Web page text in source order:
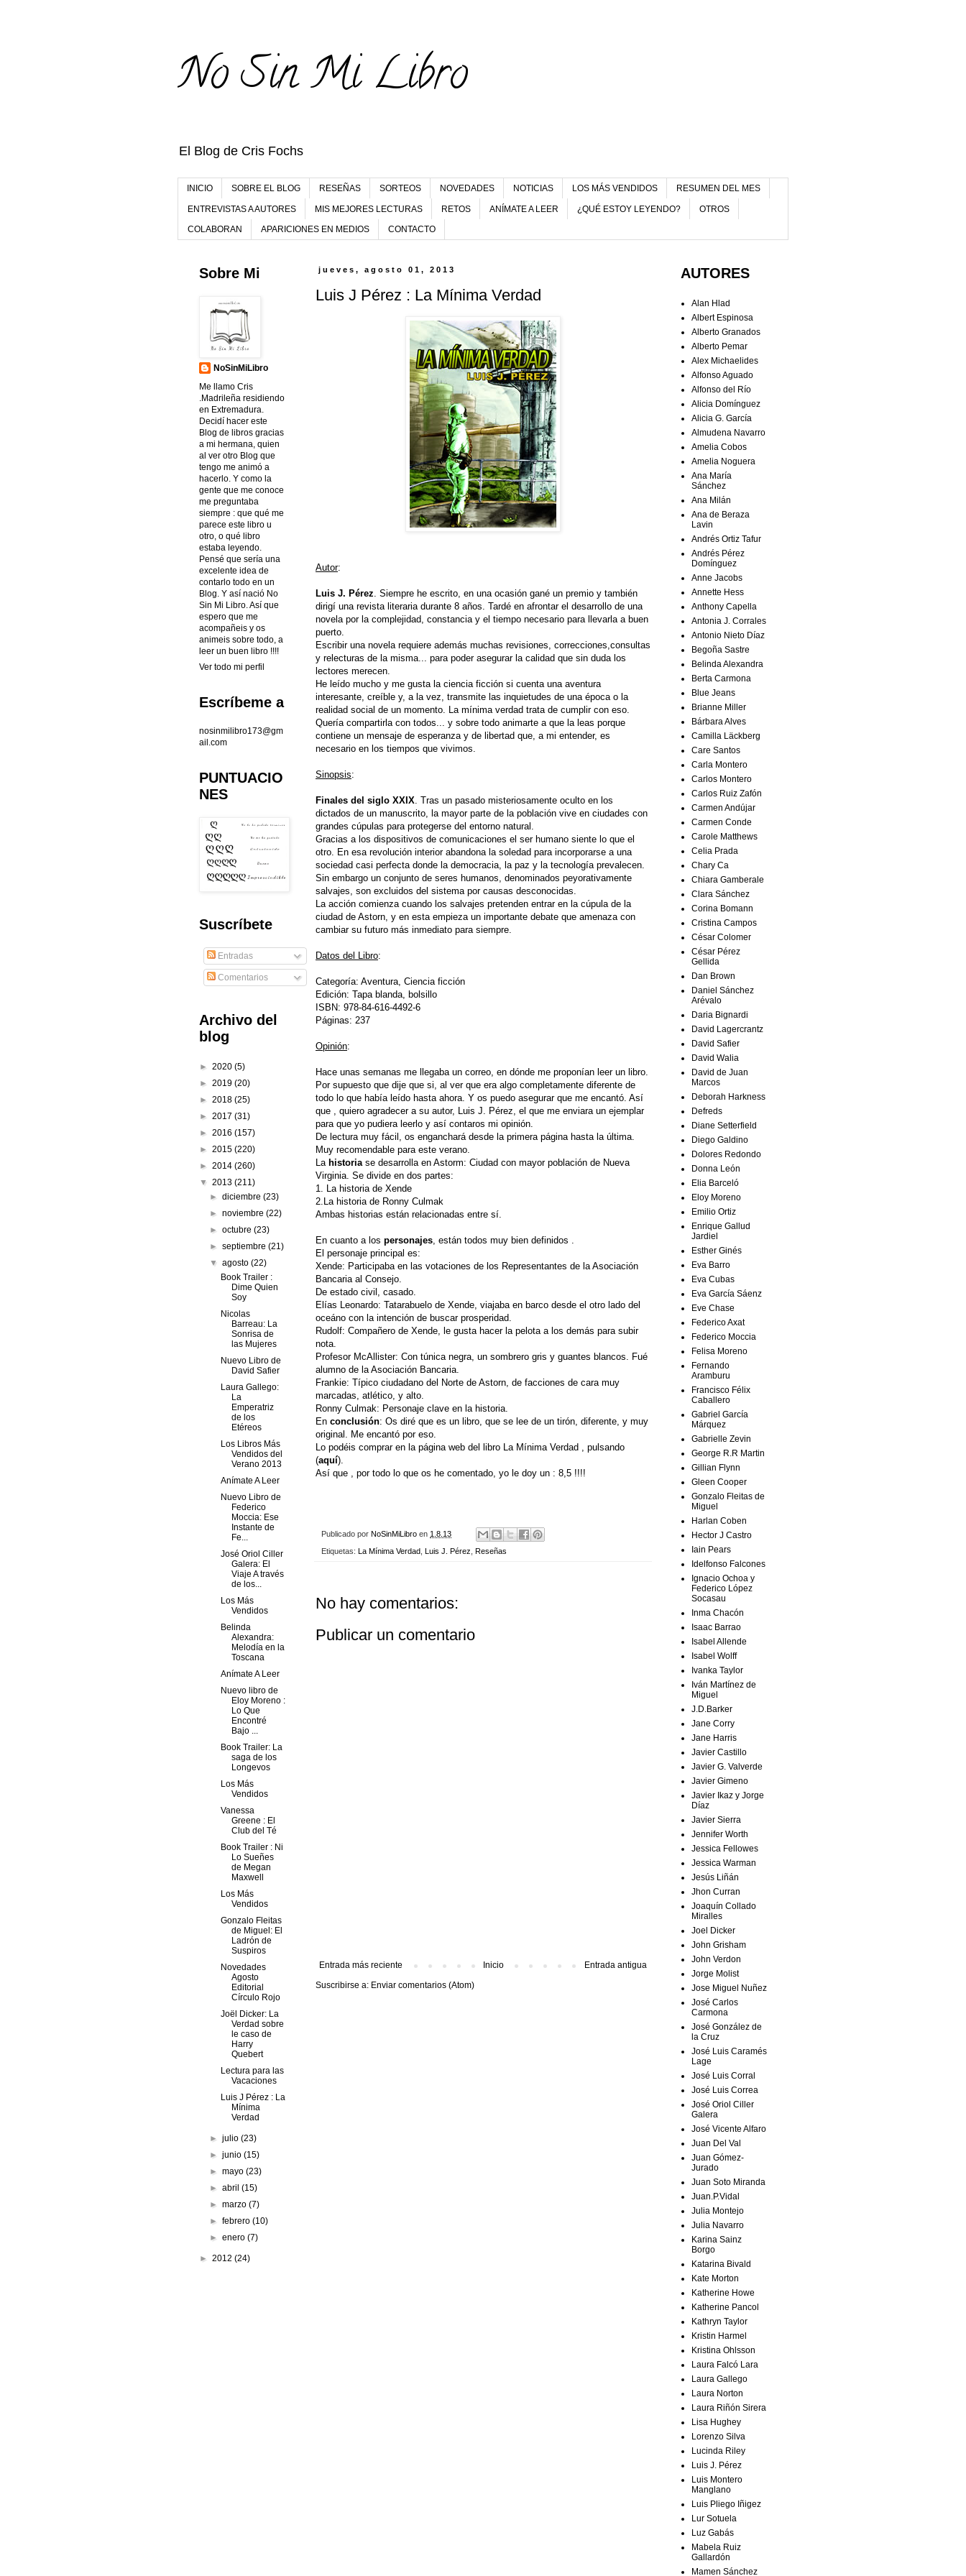
No Sin Mi Libro
El Blog de Cris Fochs
INICIO SOBRE EL BLOG RESEÑAS SORTEOS NOVEDADES NOTICIAS LOS MÁS VENDIDOS RESUMEN DEL MES
ENTREVISTAS A AUTORES MIS MEJORES LECTURAS RETOS ANÍMATE A LEER ¿QUÉ ESTOY LEYENDO? OTROS
COLABORAN APARICIONES EN MEDIOS CONTACTO
jueves, agosto 01, 2013
Luis J Pérez : La Mínima Verdad
Autor:
Luis J. Pérez . Siempre he escrito, en una ocasión gané un premio y también
dirigí una revista literaria durante 8 años. Tardé en afrontar el desarrollo de una
novela por la complejidad, constancia y el tiempo necesario para llevarla a buen
puerto.
Escribir una novela requiere además muchas revisiones, correcciones,consultas
y relecturas de la misma... para poder asegurar la calidad que sin duda los
lectores merecen.
He leído mucho y me gusta la ciencia ficción si cuenta una aventura
interesante, creíble y, a la vez, transmite las inquietudes de una época o la
realidad social de un momento. La mínima verdad trata de cumplir con eso.
Quería compartirla con todos... y sobre todo animarte a que la leas porque
contiene un mensaje de esperanza y de libertad que, a mi entender, es
necesario en los tiempos que vivimos.
Sinopsis:
Finales del siglo XXIX . Tras un pasado misteriosamente oculto en los
dictados de un manuscrito, la mayor parte de la población vive en ciudades con
grandes cúpulas para protegerse del entorno natural.
Gracias a los dispositivos de comunicaciones el ser humano siente lo que el
otro. En esa revolución interior abandona la soledad para incorporarse a una
sociedad casi perfecta donde la democracia, la paz y la tecnología prevalecen.
Sin embargo un conjunto de seres humanos, denominados peyorativamente
salvajes , son excluidos del sistema por causas desconocidas.
La acción comienza cuando los salvajes pretenden entrar en la cúpula de la
ciudad de Astorn, y en esta empieza un importante debate que amenaza con
cambiar su futuro más inmediato para siempre.
Datos del Libro:
Categoría: Aventura, Ciencia ficción
Edición: Tapa blanda, bolsillo
ISBN: 978-84-616-4492-6
Páginas: 237
Opinión:
Hace unas semanas me llegaba un correo, en dónde me proponían leer un libro.
Por supuesto que dije que si, al ver que era algo completamente diferente de
todo lo que había leído hasta ahora. Y os puedo asegurar que me encantó. Así
que , quiero agradecer a su autor, Luis J. Pérez, el que me enviara un ejemplar
para que yo pudiera leerlo y así contaros mi opinión.
De lectura muy fácil, os enganchará desde la primera página hasta la última.
Muy recomendable para este verano.
La historia se desarrolla en Astorm: Ciudad con mayor población de Nueva
Virginia. Se divide en dos partes:
1. La historia de Xende
2.La historia de Ronny Culmak
Ambas historias están relacionadas entre sí.
En cuanto a los personajes , están todos muy bien definidos .
El personaje principal es:
Xende: Participaba en las votaciones de los Representantes de la Asociación
Bancaria al Consejo.
De estado civil, casado.
Elías Leonardo: Tatarabuelo de Xende, viajaba en barco desde el otro lado del
oceáno con la intención de buscar prosperidad.
Rudolf: Compañero de Xende, le gusta hacer la pelota a los demás para subir
nota.
Profesor McAllister: Con túnica negra, un sombrero gris y guantes blancos. Fué
alumno de la Asociación Bancaria.
Frankie: Típico ciudadano del Norte de Astorn, de facciones de cara muy
marcadas, atlético, y alto.
Ronny Culmak: Personaje clave en la historia.
En conclusión: Os diré que es un libro, que se lee de un tirón, diferente, y muy
original. Me encantó por eso.
Lo podéis comprar en la página web del libro La Mínima Verdad , pulsando
(aquí).
Así que , por todo lo que os he comentado, yo le doy un : 8,5 !!!!
Publicado por NoSinMiLibro en 1.8.13
Etiquetas: La Mínima Verdad Luis J. Pérez Reseñas
No hay comentarios:
Publicar un comentario
Entrada más reciente Entrada antigua
Inicio
Suscribirse a: Enviar comentarios (Atom)
Sobre Mi
NoSinMiLibro
Me llamo Cris
.Madrileña residiendo
en Extremadura.
Decidí hacer este
Blog de libros gracias
a mi hermana, quien
al ver otro Blog que
tengo me animó a
hacerlo. Y como la
gente que me conoce
me preguntaba
siempre : que qué me
parece este libro u
otro, o qué libro
estaba leyendo.
Pensé que sería una
excelente idea de
contarlo todo en un
Blog. Y así nació No
Sin Mi Libro. Así que
espero que me
acompañeis y os
animeis sobre todo, a
leer un buen libro !!!!
Ver todo mi perfil
Escríbeme a
nosinmilibro173@gm
ail.com
PUNTUACIO
NES
Suscríbete
Entradas
Comentarios
Archivo del
blog
► 2020 (5)
► 2019 (20)
► 2018 (25)
► 2017 (31)
► 2016 (157)
► 2015 (220)
► 2014 (260)
▼ 2013 (211)
►diciembre(23)
►noviembre(22)
►octubre(23)
►septiembre(21)
▼agosto(22)
Book Trailer :
Dime Quien
Soy
Nicolas
Barreau: La
Sonrisa de
las Mujeres
Nuevo Libro de
David Safier
Laura Gallego:
La
Emperatriz
de los
Etéreos
Los Libros Más
Vendidos del
Verano 2013
Anímate A Leer
Nuevo Libro de
Federico
Moccia: Ese
Instante de
Fe...
José Oriol Ciller
Galera: El
Viaje A través
de los...
Los Más
Vendidos
Belinda
Alexandra:
Melodía en la
Toscana
Anímate A Leer
Nuevo libro de
Eloy Moreno :
Lo Que
Encontré
Bajo ...
Book Trailer: La
saga de los
Longevos
Los Más
Vendidos
Vanessa
Greene : El
Club del Té
Book Trailer : Ni
Lo Sueñes
de Megan
Maxwell
Los Más
Vendidos
Gonzalo Fleitas
de Miguel: El
Ladrón de
Suspiros
Novedades
Agosto
Editorial
Círculo Rojo
Joël Dicker: La
Verdad sobre
le caso de
Harry
Quebert
Lectura para las
Vacaciones
Luis J Pérez : La
Mínima
Verdad
►julio(23)
►junio(15)
►mayo(23)
►abril(15)
►marzo(7)
►febrero(10)
►enero(7)
► 2012 (24)
AUTORES
Alan Hlad
Albert Espinosa
Alberto Granados
Alberto Pemar
Alex Michaelides
Alfonso Aguado
Alfonso del Río
Alicia Domínguez
Alicia G. García
Almudena Navarro
Amelia Cobos
Amelia Noguera
Ana María
Sánchez
Ana Milán
Ana de Beraza
Lavin
Andrés Ortiz Tafur
Andrés Pérez
Domínguez
Anne Jacobs
Annette Hess
Anthony Capella
Antonia J. Corrales
Antonio Nieto Díaz
Begoña Sastre
Belinda Alexandra
Berta Carmona
Blue Jeans
Brianne Miller
Bárbara Alves
Camilla Läckberg
Care Santos
Carla Montero
Carlos Montero
Carlos Ruiz Zafón
Carmen Andújar
Carmen Conde
Carole Matthews
Celia Prada
Chary Ca
Chiara Gamberale
Clara Sánchez
Corina Bomann
Cristina Campos
César Colomer
César Pérez
Gellida
Dan Brown
Daniel Sánchez
Arévalo
Daria Bignardi
David Lagercrantz
David Safier
David Walia
David de Juan
Marcos
Deborah Harkness
Defreds
Diane Setterfield
Diego Galdino
Dolores Redondo
Donna León
Elia Barceló
Eloy Moreno
Emilio Ortiz
Enrique Gallud
Jardiel
Esther Ginés
Eva Barro
Eva Cubas
Eva García Sáenz
Eve Chase
Federico Axat
Federico Moccia
Felisa Moreno
Fernando
Aramburu
Francisco Félix
Caballero
Gabriel García
Márquez
Gabrielle Zevin
George R.R Martin
Gillian Flynn
Gleen Cooper
Gonzalo Fleitas de
Miguel
Harlan Coben
Hector J Castro
Iain Pears
Idelfonso Falcones
Ignacio Ochoa y
Federico López
Socasau
Inma Chacón
Isaac Barrao
Isabel Allende
Isabel Wolff
Ivanka Taylor
Iván Martínez de
Miguel
J.D.Barker
Jane Corry
Jane Harris
Javier Castillo
Javier G. Valverde
Javier Gimeno
Javier Ikaz y Jorge
Díaz
Javier Sierra
Jennifer Worth
Jessica Fellowes
Jessica Warman
Jesús Liñán
Jhon Curran
Joaquín Collado
Miralles
Joel Dicker
John Grisham
John Verdon
Jorge Molist
Jose Miguel Nuñez
José Carlos
Carmona
José González de
la Cruz
José Luis Caramés
Lage
José Luis Corral
José Luis Correa
José Oriol Ciller
Galera
José Vicente Alfaro
Juan Del Val
Juan Gómez-
Jurado
Juan Soto Miranda
Juan.P.Vidal
Julia Montejo
Julia Navarro
Karina Sainz
Borgo
Katarina Bivald
Kate Morton
Katherine Howe
Katherine Pancol
Kathryn Taylor
Kristin Harmel
Kristina Ohlsson
Laura Falcó Lara
Laura Gallego
Laura Norton
Laura Riñón Sirera
Lisa Hughey
Lorenzo Silva
Lucinda Riley
Luis J. Pérez
Luis Montero
Manglano
Luis Pliego Iñigez
Lur Sotuela
Luz Gabás
Mabela Ruiz
Gallardón
Mamen Sánchez